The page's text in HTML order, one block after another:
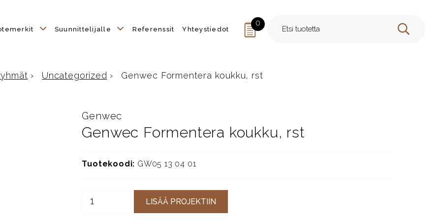
Suunnittelijalle Referenssit Yhteystiedot
0
HAE
› Uncategorized › Genwec Formentera koukku, rst
Genwec
Genwec Formentera koukku, rst
Tuotekoodi: GW05 13 04 01
LISÄÄ PROJEKTIIN